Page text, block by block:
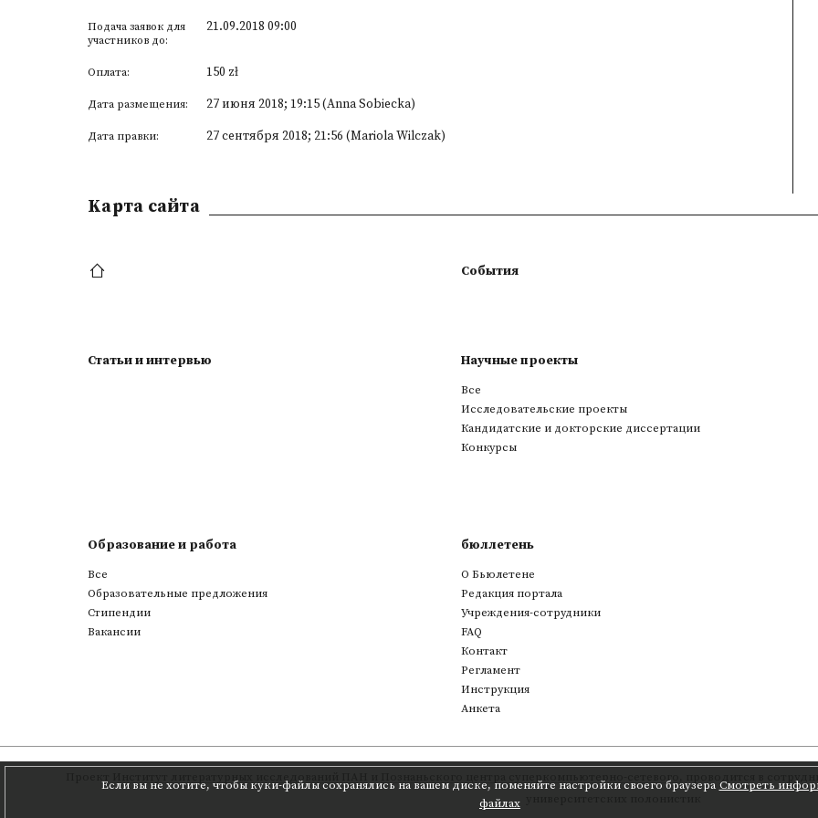
Подача заявок для
участников до:
21.09.2018 09:00
Оплата: 150 zł
Дата размещения: 27 июня 2018; 19:15 (Anna Sobiecka)
Дата правки: 27 сентября 2018; 21:56 (Mariola Wilczak)
Если вы не хотите, чтобы куки-файлы сохранялись на вашем диске, поменяйте настройки своего браузера Смотреть
файлах
Kарта сайта
События
Статьи и интервью Научные проекты
Все
Исследовательские проекты
Кандидатские и докторские диссертации
Конкурсы
Образование и работа
Все
Образовательные предложения
Стипендии
Вакансии
бюллетень
О Бьюлетене
Редакция портала
Учреждения-сотрудники
FAQ
Контакт
Регламент
Инструкция
Анкета
Институт литературных исследований ПАН Познаньского центра суперкомпьютерно-сетевого